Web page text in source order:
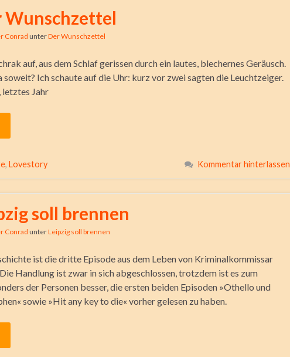
Wunschzettel
ConradunterDer Wunschzettel
auf, aus dem Schlaf gerissen durch ein lautes, blechernes Geräusch.
Ich schaute auf die Uhr: kurz vor zwei sagten die Leuchtzeiger.
letztes Jahr
, Lovestory Kommentar hinterlassen
soll brennen
ConradunterLeipzig soll brennen
ist die dritte Episode aus dem Leben von Kriminalkommissar
Handlung ist zwar in sich abgeschlossen, trotzdem ist es zum
der Personen besser, die ersten beiden Episoden »Othello und
sowie »Hit any key to die« vorher gelesen zu haben.